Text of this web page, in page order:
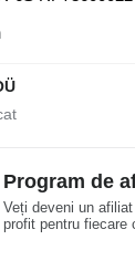
Program de
Veți deveni un
profit pentru fiecare